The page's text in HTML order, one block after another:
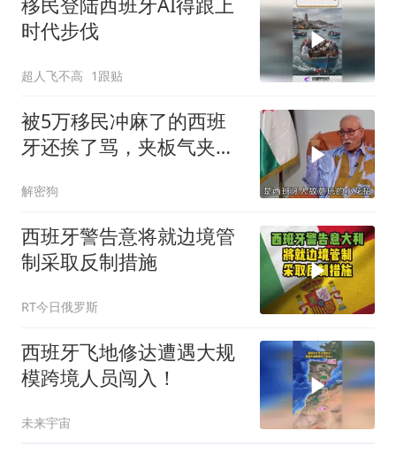
时代步伐
超人飞不高 1跟贴
被5万移民冲麻了的西班
牙还挨了骂，夹板气夹麻
解密狗
西班牙警告意将就边境管
制采取反制措施
RT今日俄罗斯
西班牙飞地修达遭遇大规
模跨境人员闯入！
未来宇宙